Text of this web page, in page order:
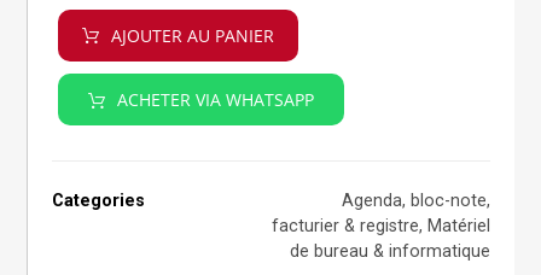
AJOUTER AU PANIER
ACHETER VIA WHATSAPP
Categories
Agenda, bloc-note,
facturier & registre, Matériel
de bureau & informatique